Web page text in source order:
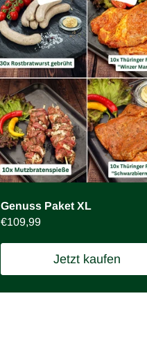
Genuss Paket XL
Preis:
€109,99
Jetzt kaufen